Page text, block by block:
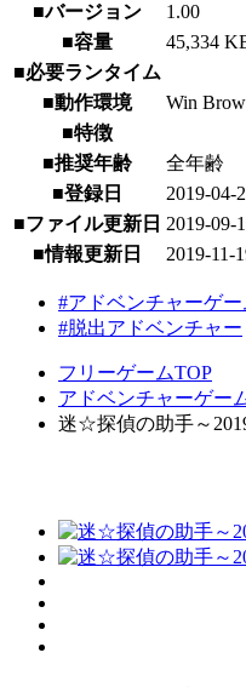
■バージョン
1.00
■容量
45,334
■必要ランタイム
■動作環境
Win
■特徴
■推奨年齢
全年齢
■登録日
2019-04-
■ファイル更新日 2019-09-
■情報更新日
2019-11-
#アドベンチャーゲー
#脱出アドベンチャー
フリーゲームTOP
アドベンチャーゲー
迷☆探偵の助手～